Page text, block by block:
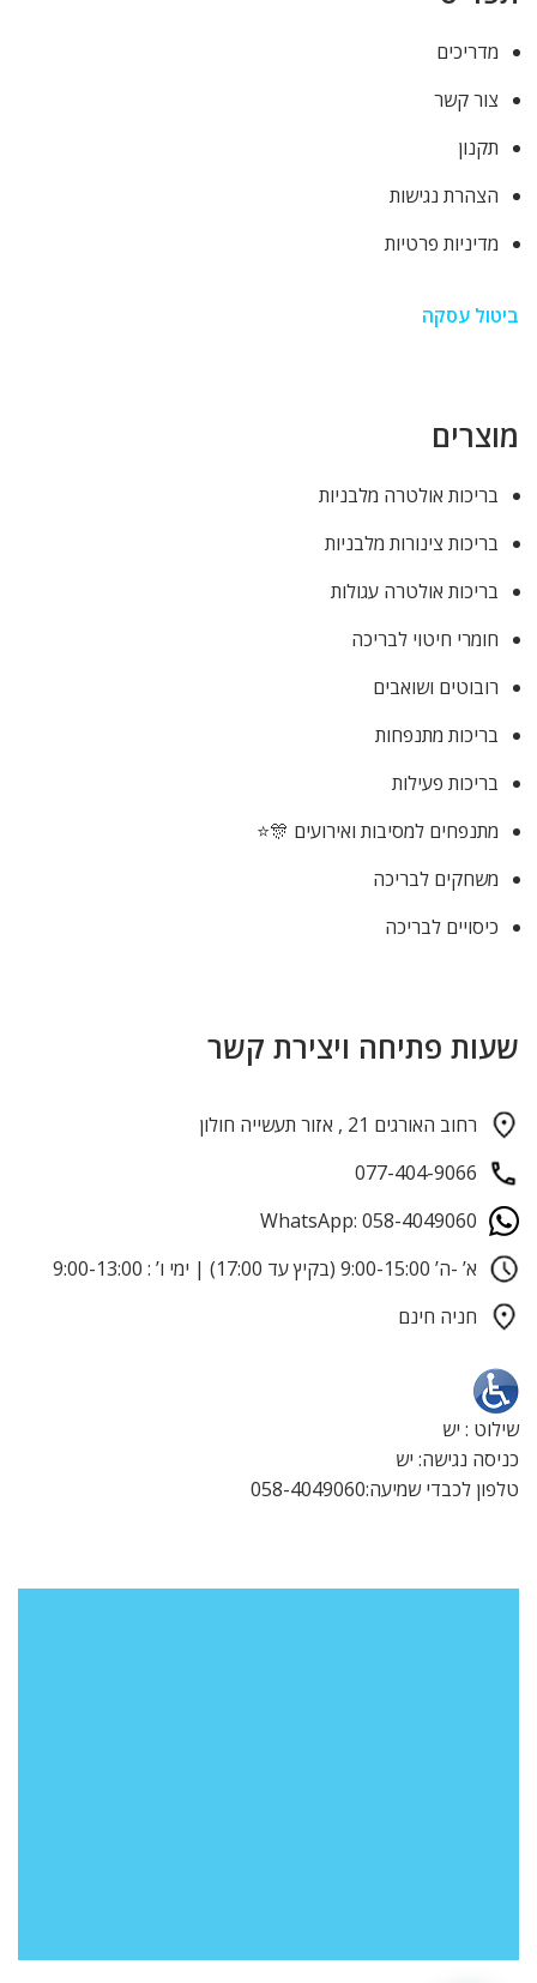
מדריכים
צור קשר
תקנון
הצהרת נגישות
מדיניות פרטיות
ביטול עסקה
מוצרים
בריכות אולטרה מלבניות
בריכות צינורות מלבניות
בריכות אולטרה עגולות
חומרי חיטוי לבריכה
רובוטים ושואבים
בריכות מתנפחות
בריכות פעילות
מתנפחים למסיבות ואירועים 🎊⭐
משחקים לבריכה
כיסויים לבריכה
שעות פתיחה ויצירת קשר
רחוב האורגים 21 , אזור תעשייה חולון
077-404-9066
WhatsApp: 058-4049060
א’ -ה’ 9:00-15:00 (בקיץ עד 17:00) | ימי ו’ : 9:00-13:00
חניה חינם
שילוט : יש
כניסה נגישה: יש
טלפון לכבדי שמיעה:058-4049060